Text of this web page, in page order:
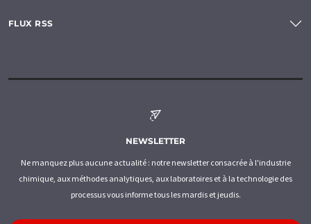
FLUX RSS
NEWSLETTER
Ne manquez plus aucune actualité : notre newsletter consacrée à l'industrie
chimique, aux méthodes analytiques, aux laboratoires et à la technologie des
processus vous informe tous les mardis et jeudis.